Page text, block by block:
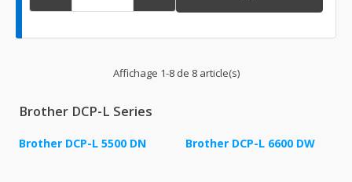
Affichage 1-8 de 8 article(s)
Brother DCP-L Series
Brother DCP-L 5500 DN Brother DCP-L 6600 DW